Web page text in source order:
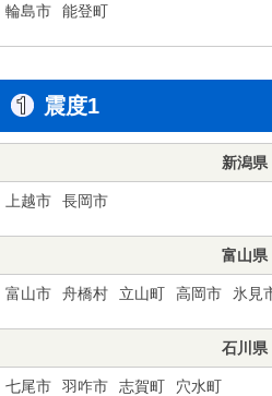
輪島市 能登町
震度1
新潟県
上越市 長岡市
富山県
富山市 舟橋村 立山町 高岡市 氷見
石川県
七尾市 羽咋市 志賀町 穴水町